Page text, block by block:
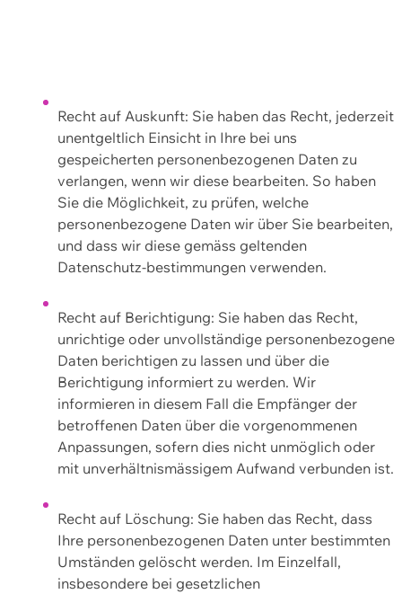
Recht auf Auskunft: Sie haben das Recht, jederzeit
unentgeltlich Einsicht in Ihre bei uns
gespeicherten personenbezogenen Daten zu
verlangen, wenn wir diese bearbeiten. So haben
Sie die Möglichkeit, zu prüfen, welche
personenbezogene Daten wir über Sie bearbeiten,
und dass wir diese gemäss geltenden
Datenschutz-bestimmungen verwenden.
Recht auf Berichtigung: Sie haben das Recht,
unrichtige oder unvollständige personenbezogene
Daten berichtigen zu lassen und über die
Berichtigung informiert zu werden. Wir
informieren in diesem Fall die Empfänger der
betroffenen Daten über die vorgenommenen
Anpassungen, sofern dies nicht unmöglich oder
mit unverhältnismässigem Aufwand verbunden ist.
Recht auf Löschung: Sie haben das Recht, dass
Ihre personenbezogenen Daten unter bestimmten
Umständen gelöscht werden. Im Einzelfall,
insbesondere bei gesetzlichen